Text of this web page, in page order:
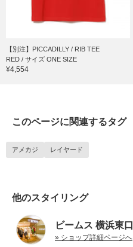
【別注】PICCADILLY / RIB TEE
RED / サイズ ONE SIZE
¥4,554
このページに関連するタグ
アメカジ レイヤード
他のスタイリング
ビームス 横浜東口
» ショップ詳細ページへ